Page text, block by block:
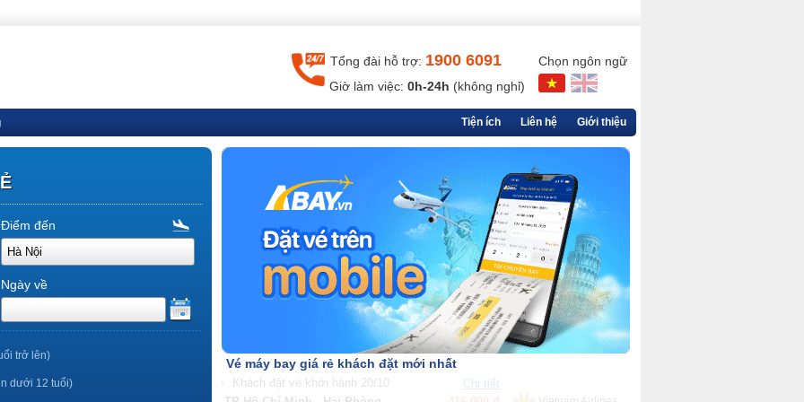
Tổng đài hỗ trợ: 1900 6091
Giờ làm việc: 0h-24h (không nghỉ)
Chọn ngôn ngữ
Giới thiệu
Liên hệ
Tiện ích
Điểm đến
Ngày về
trở lên)
dưới 12 tuổi)
Vé máy bay giá rẻ khách đặt mới nhất
Chi tiết